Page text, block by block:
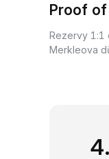
Proof of
Rezervy 1:1
Merkleova